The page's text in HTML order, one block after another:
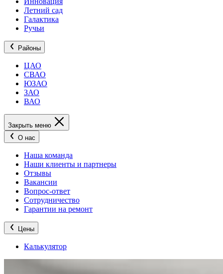
Летний сад
Галактика
Ручьи
Районы
ЦАО
СВАО
ЮЗАО
ЗАО
ВАО
Закрыть меню
О нас
Наша команда
Наши клиенты и партнеры
Отзывы
Вакансии
Вопрос-ответ
Сотрудничество
Гарантии на ремонт
Цены
Калькулятор